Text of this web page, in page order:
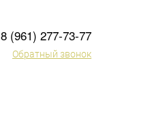
8 (961) 277-73-77
Обратный звонок